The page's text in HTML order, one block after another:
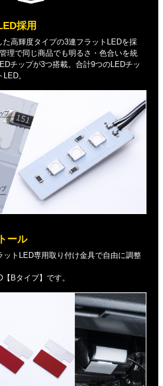
採用
高輝度タイプの3連フラットLEDを採
理で同じ商品でも明るさ・色合いを統
チップが3つ搭載。合計9つのLEDチッ
。
ール
ットLED専用取り付け金具で自由に調整
Bタイプ】です。